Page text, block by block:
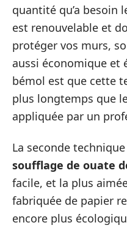
quantité qu’a besoin
est renouvelable et
protéger vos murs,
aussi économique et
bémol est que cette
plus longtemps que
appliquée par un
La seconde
soufflage de ouate
facile, et la plus
fabriquée de papier
encore plus